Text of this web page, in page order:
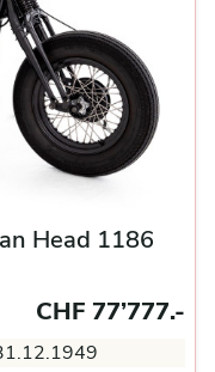
Head 1186
CHF 77’777.-